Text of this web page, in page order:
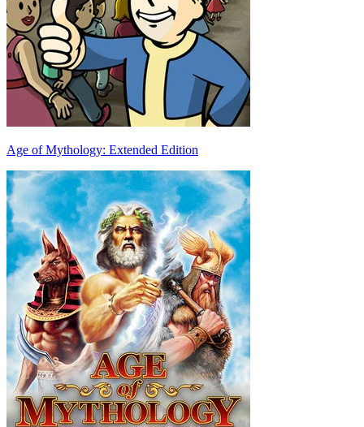
Age of Mythology: Extended Edition